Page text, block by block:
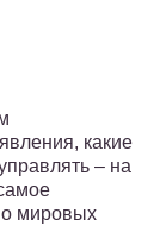
какие
– на
о мировых